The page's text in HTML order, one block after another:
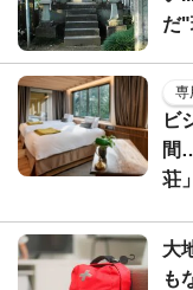
だ"
専
ビ
間
荘
大
も